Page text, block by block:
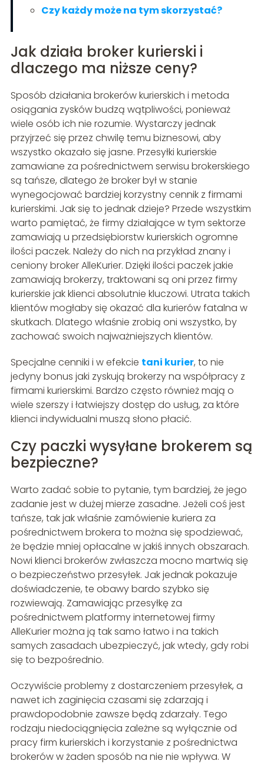
Czy każdy może na tym skorzystać?
Jak działa broker kurierski i
dlaczego ma niższe ceny?
Sposób działania brokerów kurierskich i metoda
osiągania zysków budzą wątpliwości, ponieważ
wiele osób ich nie rozumie. Wystarczy jednak
przyjrzeć się przez chwilę temu biznesowi, aby
wszystko okazało się jasne. Przesyłki kurierskie
zamawiane za pośrednictwem serwisu brokerskiego
są tańsze, dlatego że broker był w stanie
wynegocjować bardziej korzystny cennik z firmami
kurierskimi. Jak się to jednak dzieje? Przede wszystkim
warto pamiętać, że firmy działające w tym sektorze
zamawiają u przedsiębiorstw kurierskich ogromne
ilości paczek. Należy do nich na przykład znany i
ceniony broker AlleKurier. Dzięki ilości paczek jakie
zamawiają brokerzy, traktowani są oni przez firmy
kurierskie jak klienci absolutnie kluczowi. Utrata takich
klientów mogłaby się okazać dla kurierów fatalna w
skutkach. Dlatego właśnie zrobią oni wszystko, by
zachować swoich najważniejszych klientów.
Specjalne cenniki i w efekcie tani kurier, to nie
jedyny bonus jaki zyskują brokerzy na współpracy z
firmami kurierskimi. Bardzo często również mają o
wiele szerszy i łatwiejszy dostęp do usług, za które
klienci indywidualni muszą słono płacić.
Czy paczki wysyłane brokerem są
bezpieczne?
Warto zadać sobie to pytanie, tym bardziej, że jego
zadanie jest w dużej mierze zasadne. Jeżeli coś jest
tańsze, tak jak właśnie zamówienie kuriera za
pośrednictwem brokera to można się spodziewać,
że będzie mniej opłacalne w jakiś innych obszarach.
Nowi klienci brokerów zwłaszcza mocno martwią się
o bezpieczeństwo przesyłek. Jak jednak pokazuje
doświadczenie, te obawy bardo szybko się
rozwiewają. Zamawiając przesyłkę za
pośrednictwem platformy internetowej firmy
AlleKurier można ją tak samo łatwo i na takich
samych zasadach ubezpieczyć, jak wtedy, gdy robi
się to bezpośrednio.
Oczywiście problemy z dostarczeniem przesyłek, a
nawet ich zaginięcia czasami się zdarzają i
prawdopodobnie zawsze będą zdarzały. Tego
rodzaju niedociągnięcia zależne są wyłącznie od
pracy firm kurierskich i korzystanie z pośrednictwa
brokerów w żaden sposób na nie nie wpływa. W